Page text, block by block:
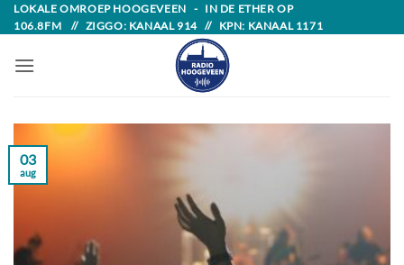
Skip
to
content
LOKALE OMROEP HOOGEVEEN - IN DE ETHER OP
106.8FM // ZIGGO: KANAAL 914 // KPN: KANAAL 1171
03
aug